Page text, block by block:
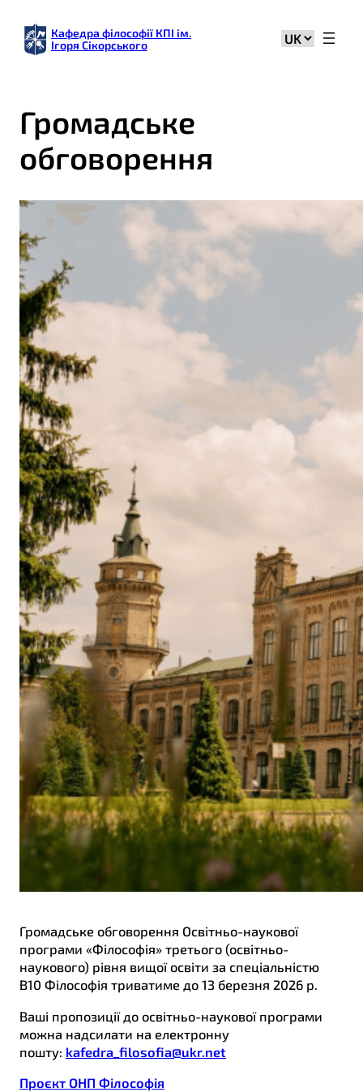
Кафедра філософії КПІ ім.
Ігоря Сікорського
Вибрати
Громадське
обговорення
Громадське обговорення Освітньо-наукової
програми «Філософія» третього (освітньо-
наукового) рівня вищої освіти за спеціальністю
В10 Філософія триватиме до 13 березня 2026 р.
Ваші пропозиції до освітньо-наукової програми
можна надсилати на електронну
пошту: kafedra_filosofia@ukr.net
Проєкт ОНП Філософія